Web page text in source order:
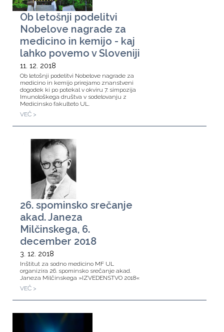
Ob letošnji podelitvi
Nobelove nagrade za
medicino in kemijo - kaj
lahko povemo v Sloveniji
11. 12. 2018
Ob letošnji podelitvi Nobelove nagrade za
medicino in kemijo prirejamo znanstveni
dogodek ki po potekal v okviru 7. simpozija
Imunološkega društva v sodelovanju z
Medicinsko fakulteto UL.
VEČ >
26. spominsko srečanje
akad. Janeza
Milčinskega, 6.
december 2018
3. 12. 2018
Inštitut za sodno medicino MF UL
organizira 26. spominsko srečanje akad.
Janeza Milčinskega »IZVEDENSTVO 2018«
VEČ >